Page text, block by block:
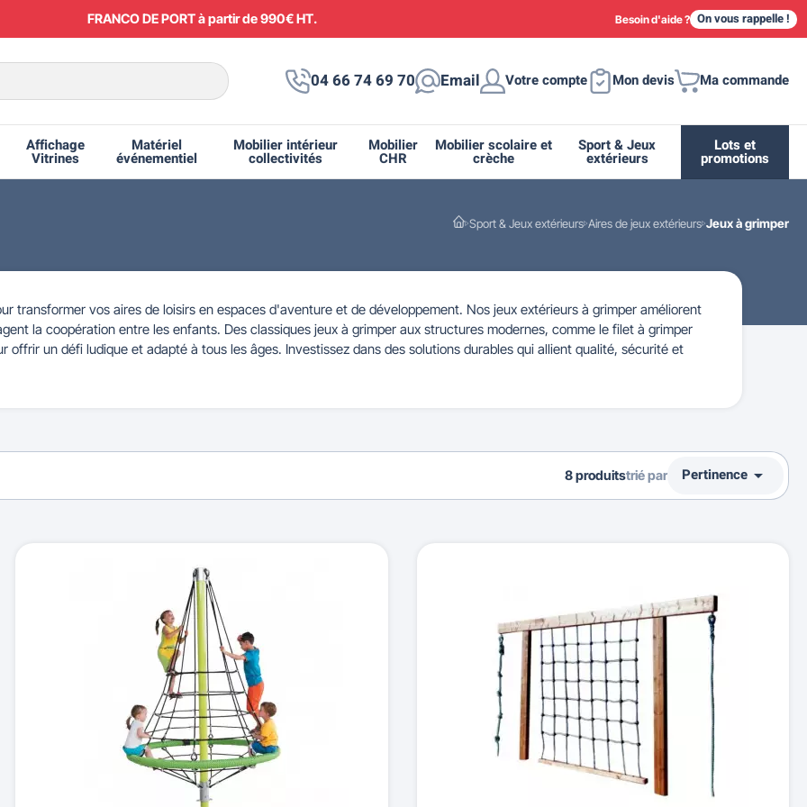
FRANCO DE PORT à partir de 990€ HT. Besoin d'aide ? On vous rappelle !
04 66 74 69 70 Email Votre compte Mon devis Ma commande
de pique-nique Poubelles urbaines Fleurissement urbain
Barrières Vauban Abribus Supports et abris vélo moto
Barrières de ville Accessibilité PMR
pédagogiques Panneaux de signalisation Miroir de sécurité routière
& Travaux Publics
Affichage
Vitrines
d'affichage Panneaux d'affichage
Matériel
événementiel
Matériel électoral Symboles de la République Drapeau - Pavoisement
Mobilier intérieur
collectivités
de collectivité Corbeilles intérieures Espace sanitaire
Mobilier
CHR
de terrasse CHR
Mobilier scolaire et
crèche
et bureaux scolaires Mobilier pour enseignant Casiers et meubles de rangement
crèches & maternelles
Sport & Jeux
extérieurs
de parcours de santé Aires de jeux extérieurs
Lots et
promotions
Sport & Jeux extérieurs Aires de jeux extérieurs Jeux à grimper
transformer vos aires de loisirs en espaces d'aventure et de développement. Nos jeux extérieurs à grimper améliorent
la coopération entre les enfants. Des classiques jeux à grimper aux structures modernes, comme le filet à grimper
offrir un défi ludique et adapté à tous les âges. Investissez dans des solutions durables qui allient qualité, sécurité et
8 produitstrié par Pertinence 
Nom, Z à A
Prix, croissant
Prix, décroissant
Reference, A to Z
Reference, Z to A